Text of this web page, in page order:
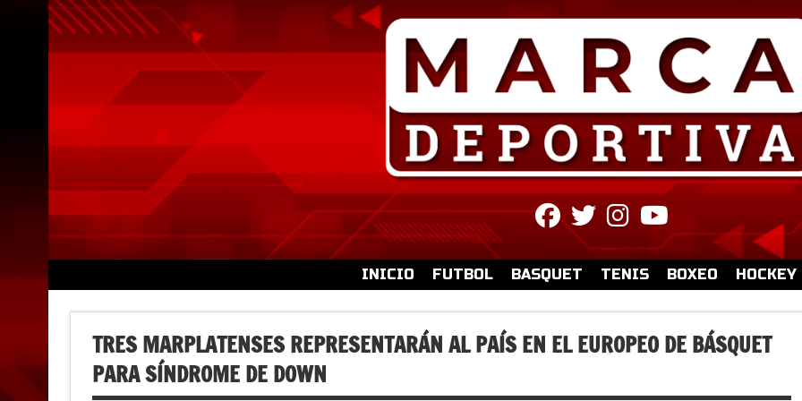
fab
fa-
facebook
fab
fa-
twitter
fab
fa-
instagram
fa-
youtube
INICIO FUTBOL BASQUET TENIS BOXEO HOCKEY
TRES MARPLATENSES REPRESENTARÁN AL PAÍS EN EL EUROPEO DE BÁSQUET
PARA SÍNDROME DE DOWN